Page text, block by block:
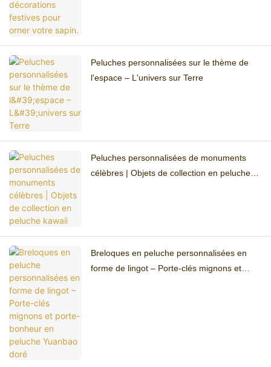
Peluches personnalisées sur le thème de
l'espace – L'univers sur Terre
Peluches personnalisées de monuments
célèbres | Objets de collection en peluche
Breloques en peluche personnalisées en
forme de lingot – Porte-clés mignons et